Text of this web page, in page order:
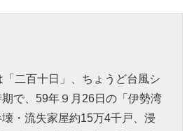
二百十日」、ちょうど台風シ
で、59年９月26日の「伊勢湾
・流失家屋約15万4千戸、浸